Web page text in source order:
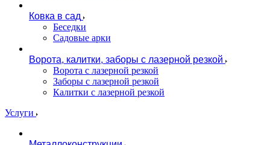
Ковка в сад
Беседки
Садовые арки
Ворота, калитки, заборы с лазерной резкой
Ворота с лазерной резкой
Заборы с лазерной резкой
Калитки с лазерной резкой
Услуги